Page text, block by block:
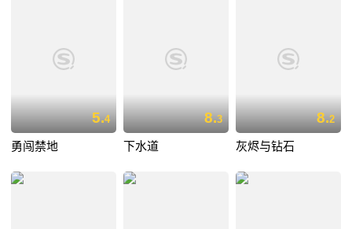
5.4
勇闯禁地
8.3
下水道
8.2
灰烬与钻石